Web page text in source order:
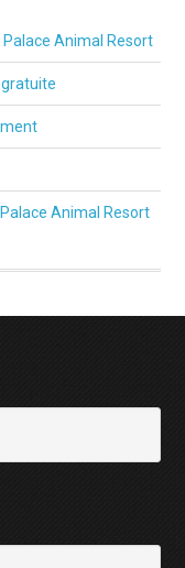
Animal Resort
Animal Resort